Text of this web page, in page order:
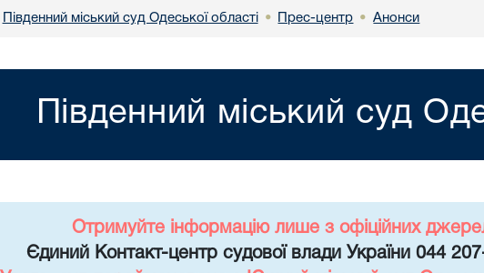
Південний міський суд Одеської області • Прес-центр • Анонси
Південний міський суд
Отримуйте інформацію лише з офіційних
Єдиний Контакт-центр судової влади України 044